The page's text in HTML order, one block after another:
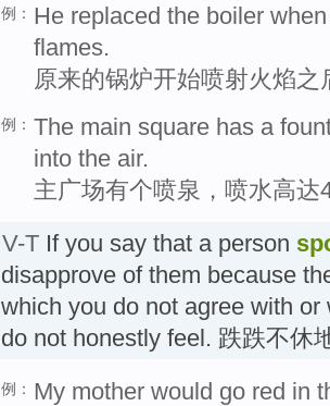
例： He replaced the boiler
flames.
原来的锅炉开始喷射火焰
例： The main square has a
into the air.
主广场有个喷泉，喷水高达
V-T If you say that a person
disapprove of them because
which you do not agree with
do not honestly feel. 跌跌不休
例： My mother would go red in